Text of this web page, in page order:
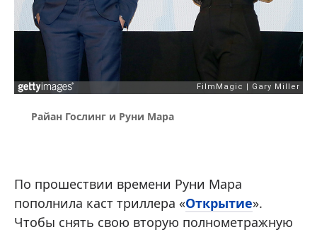
Райан Гослинг и Руни Мара
По прошествии времени Руни Мара
пополнила каст триллера «Открытие».
Чтобы снять свою вторую полнометражную